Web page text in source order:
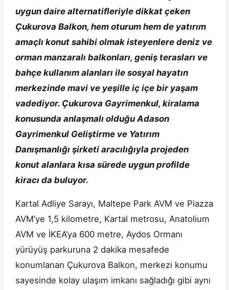
uygun daire alternatifleriyle dikkat çeken
Çukurova Balkon, hem oturum hem de yatırım
amaçlı konut sahibi olmak isteyenlere deniz ve
orman manzaralı balkonları, geniş terasları ve
bahçe kullanım alanları ile sosyal hayatın
merkezinde mavi ve yeşille iç içe bir yaşam
vadediyor. Çukurova Gayrimenkul, kiralama
konusunda anlaşmalı olduğu Adason
Gayrimenkul Geliştirme ve Yatırım
Danışmanlığı şirketi aracılığıyla projeden
konut alanlara kısa sürede uygun profilde
kiracı da buluyor.
Kartal Adliye Sarayı, Maltepe Park AVM ve Piazza
AVM’ye 1,5 kilometre, Kartal metrosu, Anatolium
AVM ve İKEA’ya 600 metre, Aydos Ormanı
yürüyüş parkuruna 2 dakika mesafede
konumlanan Çukurova Balkon, merkezi konumu
sayesinde kolay ulaşım imkanı sağladığı gibi aynı